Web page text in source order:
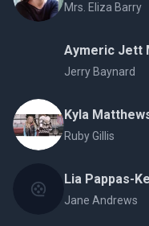
Mrs. Eliza Barry
Aymeric Jett
Jerry Baynard
Kyla
Ruby Gillis
Lia Pappas-
Jane Andrews